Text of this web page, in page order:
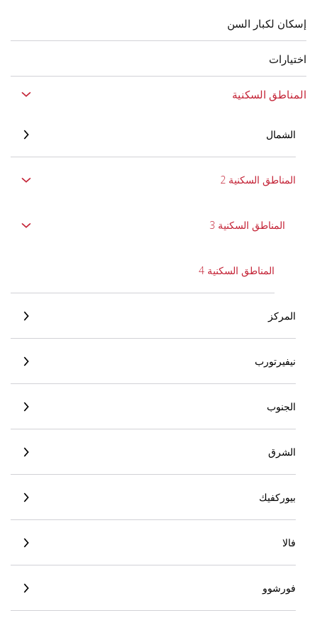
إسكان لكبار السن
اختيارات
المناطق السكنية
الشمال
المناطق السكنية 2
المناطق السكنية 3
المناطق السكنية 4
المركز
نيفيرتورب
الجنوب
الشرق
بيوركفيك
فالا
فورشوو